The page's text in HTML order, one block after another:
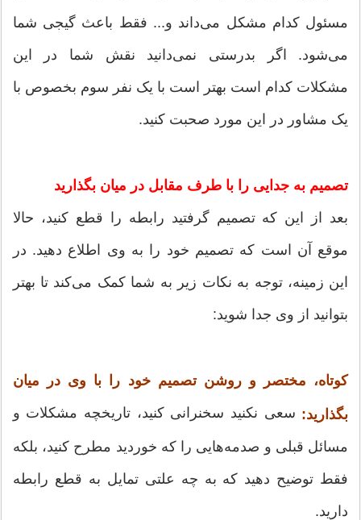
مسئول کدام مشکل می‌داند و... فقط باعث گیجی شما
می‌شود. اگر بدرستی نمی‌دانید نقش شما در این
مشکلات کدام است بهتر است با یک نفر سوم بخصوص با
یک مشاور در این مورد صحبت کنید.
تصمیم به جدایی را با طرف مقابل در میان بگذارید
بعد از این که تصمیم گرفتید رابطه را قطع کنید، حالا
موقع آن است که تصمیم خود را به وی اطلاع دهید. در
این زمینه، توجه به نکات زیر به شما کمک می‌کند تا بهتر
بتوانید از وی جدا شوید:
کوتاه، مختصر و روشن تصمیم خود را با وی در میان
بگذارید: سعی نکنید سخنرانی کنید، تاریخچه مشکلات و
مسائل قبلی و صدمه‌هایی را که خوردید مطرح کنید، بلکه
فقط توضیح دهید که به چه علتی تمایل به قطع رابطه
دارید.